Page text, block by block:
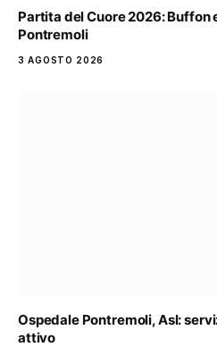
Partita del Cuore 2026: Buffon
Pontremoli
3 AGOSTO 2026
Ospedale Pontremoli, Asl:
attivo